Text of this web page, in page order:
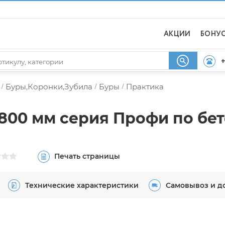
АКЦИИ
/ Буры,Коронки,Зубила / Буры / Практика
мм серия Профи по
Печать страницы
Технические характеристики Самовывоз и